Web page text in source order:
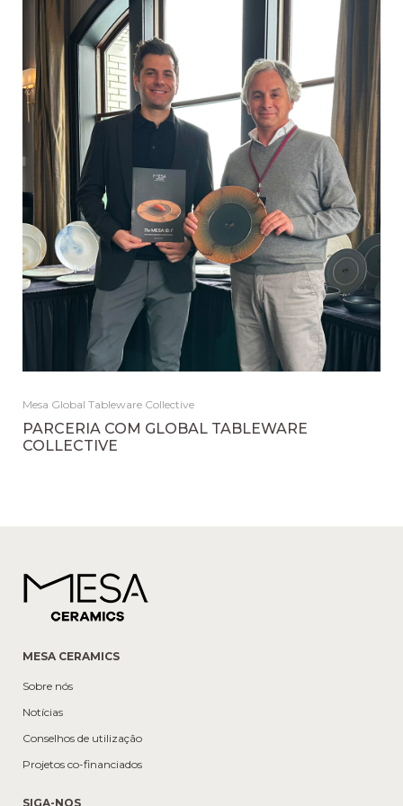
Mesa Global Tableware Collective
PARCERIA COM GLOBAL TABLEWARE
COLLECTIVE
MESA CERAMICS
Sobre nós
Notícias
Conselhos de utilização
Projetos co-financiados
SIGA-NOS